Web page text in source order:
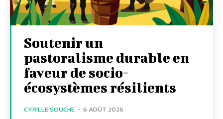
Soutenir un
pastoralisme durable en
faveur de socio-
écosystèmes résilients
CYRILLE SOUCHE - 6 AOÛT 2026